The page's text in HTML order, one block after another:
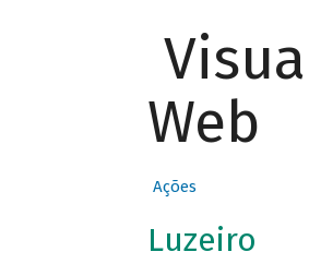
Web
Ações
Luzeiro